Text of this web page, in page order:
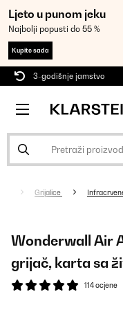
Ljeto u punom jeku
Najbolji popusti do 55 %
Kupite sada
3-godišnje jamstvo
Grijalice
Wonderwall Air
grijač, karta sa
114 ocjene